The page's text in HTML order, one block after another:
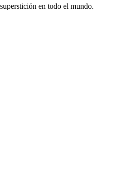
superstición en todo el mundo.